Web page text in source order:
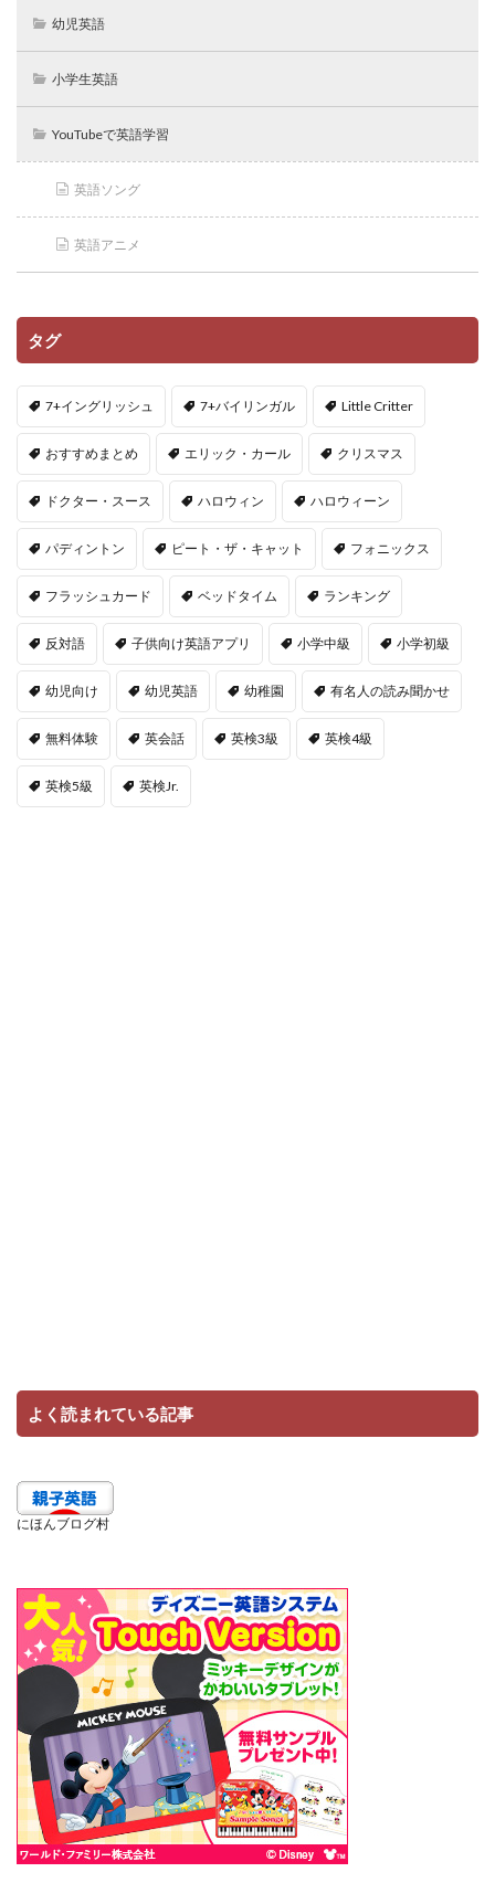
幼児英語
小学生英語
YouTubeで英語学習
英語ソング
英語アニメ
タグ
7+イングリッシュ 7+バイリンガル Little Critter
おすすめまとめ エリック・カール クリスマス
ドクター・スース ハロウィン ハロウィーン
パディントン ピート・ザ・キャット フォニックス
フラッシュカード ベッドタイム ランキング
反対語 子供向け英語アプリ 小学中級 小学初級
幼児向け 幼児英語 幼稚園 有名人の読み聞かせ
無料体験 英会話 英検3級 英検4級
英検5級 英検Jr.
よく読まれている記事
にほんブログ村